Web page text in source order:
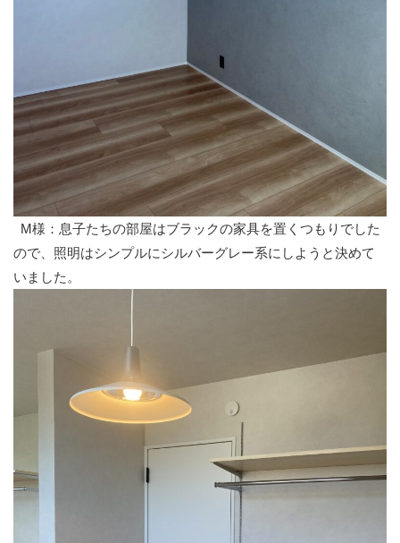
M様：息子たちの部屋はブラックの家具を置くつもりでした
ので、照明はシンプルにシルバーグレー系にしようと決めて
いました。